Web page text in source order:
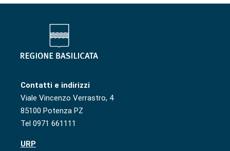
Contatti e indirizzi
Viale Vincenzo Verrastro, 4
85100 Potenza PZ
Tel 0971 661111
URP